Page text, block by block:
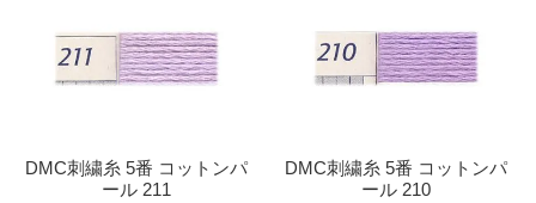
DMC刺繍糸 5番 コットンパ
ール 211
DMC刺繍糸 5番 コットンパ
ール 210